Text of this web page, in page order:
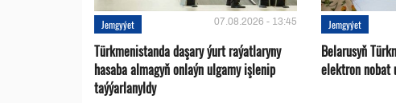
Jemgyýet 07.08.2026 - 13:45
Türkmenistanda daşary ýurt raýatlaryny
hasaba almagyň onlaýn ulgamy işlenip
taýýarlanyldy
Jemgyýet
Belarusyň
elektron nobat